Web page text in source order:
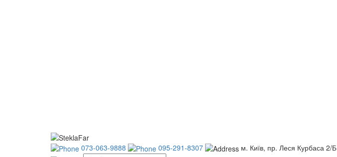
073-063-9888 095-291-8307 м. Київ, пр. Леся Курбаса 2/Б